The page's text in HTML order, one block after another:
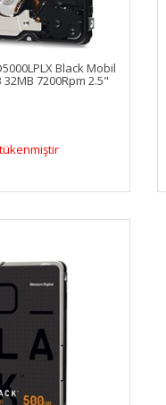
Black Mobil
7200Rpm 2.5"